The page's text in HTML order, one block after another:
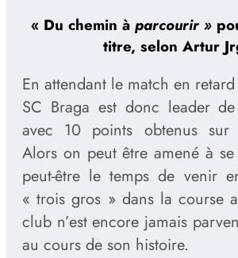
« Du chemin à parcourir »
titre, selon Artur
En attendant le match en
SC Braga est donc leader
avec 10 points obtenus sur
Alors on peut être amené à se
peut-être le temps de venir
« trois gros » dans la course
club n’est encore jamais
au cours de son histoire.